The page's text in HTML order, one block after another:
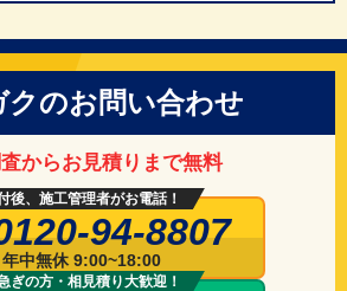
クのお問い合わせ
からお見積りまで無料
後、施工管理者がお電話！
94-8807
年中無休 9:00~18:00
ぎの方・相見積り大歓迎！